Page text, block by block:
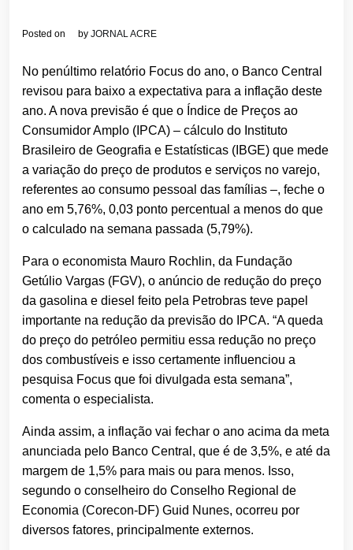
Posted on by JORNAL ACRE
No penúltimo relatório Focus do ano, o Banco Central
revisou para baixo a expectativa para a inflação deste
ano. A nova previsão é que o Índice de Preços ao
Consumidor Amplo (IPCA) – cálculo do Instituto
Brasileiro de Geografia e Estatísticas (IBGE) que mede
a variação do preço de produtos e serviços no varejo,
referentes ao consumo pessoal das famílias –, feche o
ano em 5,76%, 0,03 ponto percentual a menos do que
o calculado na semana passada (5,79%).
Para o economista Mauro Rochlin, da Fundação
Getúlio Vargas (FGV), o anúncio de redução do preço
da gasolina e diesel feito pela Petrobras teve papel
importante na redução da previsão do IPCA. “A queda
do preço do petróleo permitiu essa redução no preço
dos combustíveis e isso certamente influenciou a
pesquisa Focus que foi divulgada esta semana”,
comenta o especialista.
Ainda assim, a inflação vai fechar o ano acima da meta
anunciada pelo Banco Central, que é de 3,5%, e até da
margem de 1,5% para mais ou para menos. Isso,
segundo o conselheiro do Conselho Regional de
Economia (Corecon-DF) Guid Nunes, ocorreu por
diversos fatores, principalmente externos.